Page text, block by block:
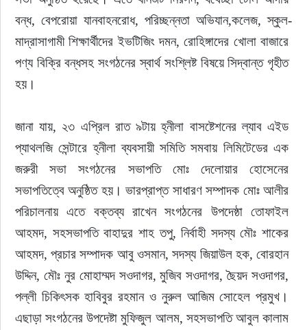
বন্ধ, বেপরোয়া যানবাহনরোধ, পরিচ্ছন্নতা অভিযান,কলেজ, স্কুল-
মাদ্রাসাগামী শিক্ষার্থীদের ইভটিজিং দমন, রোহিঙ্গাদের খোলা বাজারে
পণ্য বিক্রি বন্ধসহ সংগঠনের স্বার্থ সংশ্লিষ্ট বিষয়ে সিদ্বান্ত গৃহীত
হয়।
জানা যায়, ২৩ এপ্রিল রাত ৯টায় হ্নীলা বাসষ্টেশনের ল্যাব এইড
প্যাথলজি সেন্টারে হ্নীলা ব্যবসায়ী সমিতি সমবায় লিমিটেডের এক
জরুরী সভা সংগঠনের সভাপতি মোঃ দেলোয়ার হোসেনের
সভাপতিত্বে অনুষ্ঠিত হয়। ভারপ্রাপ্ত সাধারণ সম্পাদক মোঃ আলীর
পরিচালনায় এতে বক্তব্য রাখেন সংগঠনের উপদেষ্ঠা তোফাইল
আহমদ, সহসভাপতি বাহাদুর শাহ তপু, নির্বাহী সদস্য মৌঃ শাকের
আহমদ, প্রচার সম্পাদক আবু ওসমান, সদস্য জিয়াউল হক, বোরহান
উদ্দিন, মৌঃ নুর মোহাম্মদ সওদাগর, মুজিব সওদাগর, ছৈয়দ সওদাগর,
পল্লী চিকিৎসক হাবিবুর রহমান ও নুরুল আজিম সোহেল প্রমুখ।
এছাড়া সংগঠনের উপদেষ্টা মুফিজুল আলম, সহসভাপতি আবুল কালাম